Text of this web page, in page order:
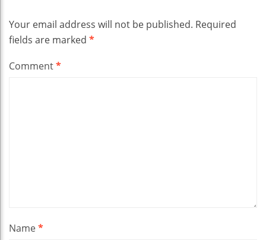
Your email address will not be published. Required
fields are marked *
Comment*
Name*